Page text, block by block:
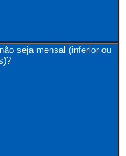
seja mensal (inferior ou